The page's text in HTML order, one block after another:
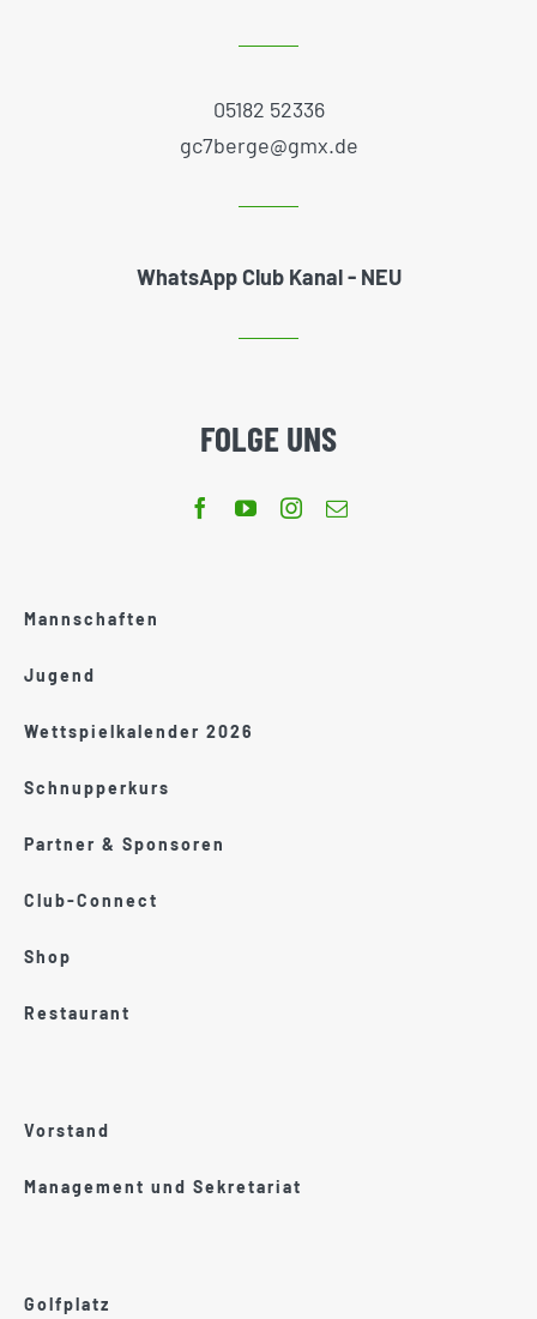
05182 52336
gc7berge@gmx.de
WhatsApp Club Kanal - NEU
FOLGE UNS
Mannschaften
Jugend
Wettspielkalender 2026
Schnupperkurs
Partner & Sponsoren
Club-Connect
Shop
Restaurant
Vorstand
Management und Sekretariat
Golfplatz